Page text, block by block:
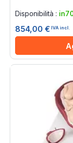
Disponibilità :
854,00 € IVA incl.